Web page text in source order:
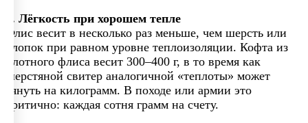
1. Лёгкость при хорошем тепле
Флис весит в несколько раз меньше, чем шерсть или
хлопок при равном уровне теплоизоляции. Кофта из
плотного флиса весит 300–400 г, в то время как
шерстяной свитер аналогичной «теплоты» может
тянуть на килограмм. В походе или армии это
критично: каждая сотня грамм на счету.